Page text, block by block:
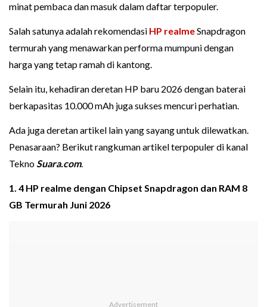
minat pembaca dan masuk dalam daftar terpopuler.
Salah satunya adalah rekomendasi HP realmeSnapdragon
termurah yang menawarkan performa mumpuni dengan
harga yang tetap ramah di kantong.
Selain itu, kehadiran deretan HP baru 2026 dengan baterai
berkapasitas 10.000 mAh juga sukses mencuri perhatian.
Ada juga deretan artikel lain yang sayang untuk dilewatkan.
Penasaraan? Berikut rangkuman artikel terpopuler di kanal
TeknoSuara.com.
1. 4 HP realme dengan Chipset Snapdragon dan RAM 8
GB Termurah Juni 2026